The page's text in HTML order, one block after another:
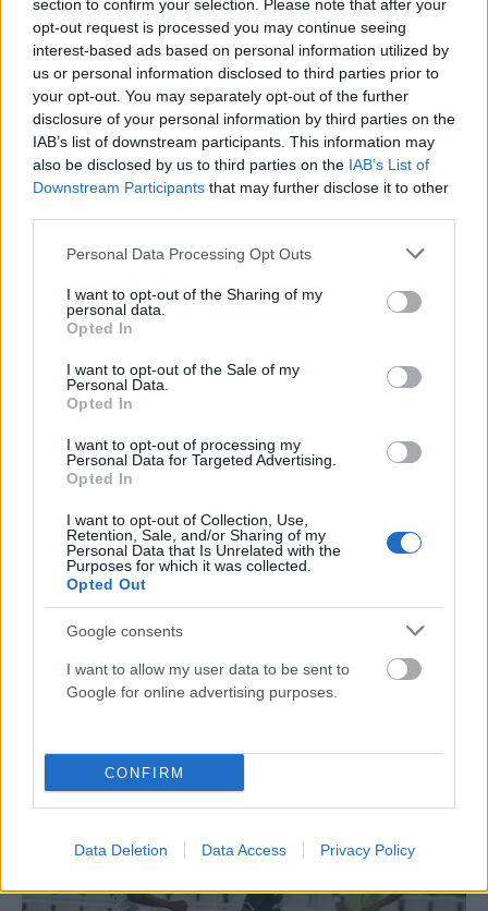
section to confirm your selection. Please note that after your
opt-out request is processed you may continue seeing
interest-based ads based on personal information utilized by
us or personal information disclosed to third parties prior to
your opt-out. You may separately opt-out of the further
disclosure of your personal information by third parties on the
IAB’s list of downstream participants. This information may
also be disclosed by us to third parties on the IAB’s List of
Downstream Participants that may further disclose it to other
Please note that this website/app uses one or more Google
not limited to your visit or usage behaviour. You may click to
grant or deny consent to Google and its third-party tags to
use your data for below specified purposes in below Google
consent section.
Personal Data Processing Opt Outs
I want to opt-out of the Sharing of my
personal data.
Opted In
I want to opt-out of the Sale of my
Personal Data.
Opted In
I want to opt-out of processing my
Personal Data for Targeted Advertising.
Opted In
I want to opt-out of Collection, Use,
Retention, Sale, and/or Sharing of my
Personal Data that Is Unrelated with the
Purposes for which it was collected.
Opted Out
Google consents
I want to allow my user data to be sent to
Google for online advertising purposes.
CONFIRM
Data Deletion Data Access Privacy Policy
ΑΘΛΗΤΙΣΜΌΣ
Στα άκρα η κόντρα UEFA – FIFA: Παραμένει στο τραπέζι
το μποϊκοτάζ του Μουντιάλ
ΑΝΑΡΤΗΘΗΚΕ ΑΠΟΣΤΈΛΛΑ ΛΊΤΑΙΝΑ